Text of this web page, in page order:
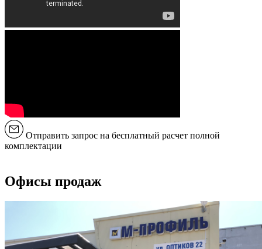
Отправить запрос на бесплатный расчет полной
комплектации
Офисы продаж